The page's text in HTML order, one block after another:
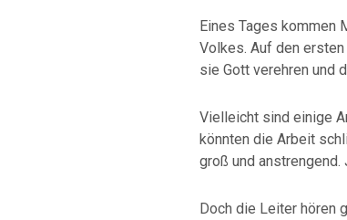
Eines Tages kommen
Volkes. Auf den
sie Gott verehren und
Vielleicht sind einige
könnten die Arbeit
groß und
Doch die Leiter hören